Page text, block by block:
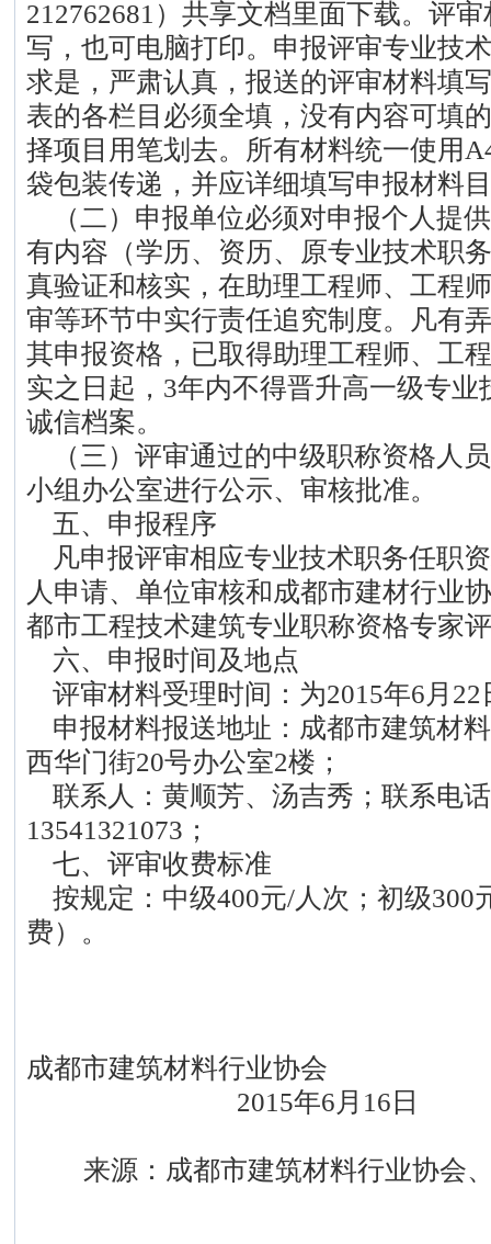
212762681）共享文档里面下载。评
写，也可电脑打印。申报评审专业技
求是，严肃认真，报送的评审材料填
表的各栏目必须全填，没有内容可填
择项目用笔划去。所有材料统一使用
袋包装传递，并应详细填写申报材料
（二）申报单位必须对申报个人提
有内容（学历、资历、原专业技术职
真验证和核实，在助理工程师、工程
审等环节中实行责任追究制度。凡有
其申报资格，已取得助理工程师、工
实之日起，3年内不得晋升高一级专
诚信档案。
（三）评审通过的中级职称资格人
小组办公室进行公示、审核批准。
五、申报程序
凡申报评审相应专业技术职务任职
人申请、单位审核和成都市建材行业
都市工程技术建筑专业职称资格专家
六、申报时间及地点
评审材料受理时间：为2015年6月22
申报材料报送地址：成都市建筑材
西华门街20号办公室2楼；
联系人：黄顺芳、汤吉秀；联系电话
13541321073；
七、评审收费标准
按规定：中级400元/人次；初级300
费）。
成都市建筑材料行业协会
2015年6月16日
来源：成都市建筑材料行业协会